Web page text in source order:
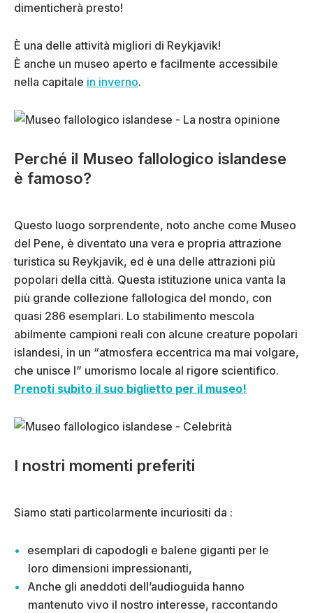
dimenticherà presto!
È una delle attività migliori di Reykjavik!
È anche un museo aperto e facilmente accessibile
nella capitale in inverno.
Perché il Museo fallologico islandese
è famoso?
Questo luogo sorprendente, noto anche come Museo
del Pene, è diventato una vera e propria attrazione
turistica su Reykjavik, ed è una delle attrazioni più
popolari della città. Questa istituzione unica vanta la
più grande collezione fallologica del mondo, con
quasi 286 esemplari. Lo stabilimento mescola
abilmente campioni reali con alcune creature popolari
islandesi, in un “atmosfera eccentrica ma mai volgare,
che unisce l” umorismo locale al rigore scientifico.
Prenoti subito il suo biglietto per il museo!
I nostri momenti preferiti
Siamo stati particolarmente incuriositi da :
esemplari di capodogli e balene giganti per le
loro dimensioni impressionanti,
Anche gli aneddoti dell’audioguida hanno
mantenuto vivo il nostro interesse, raccontando